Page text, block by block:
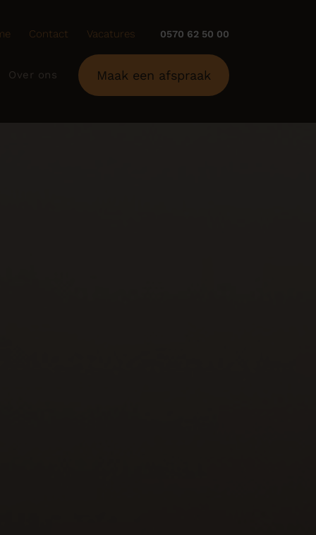
Contact Vacatures 0570 62 50 00
Over ons Maak een afspraak